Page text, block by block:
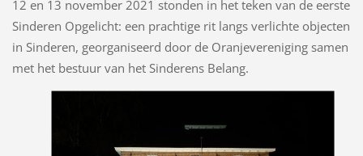
12 en 13 november 2021 stonden in het teken van de eerste
Sinderen Opgelicht: een prachtige rit langs verlichte objecten
in Sinderen, georganiseerd door de Oranjevereniging samen
met het bestuur van het Sinderens Belang.